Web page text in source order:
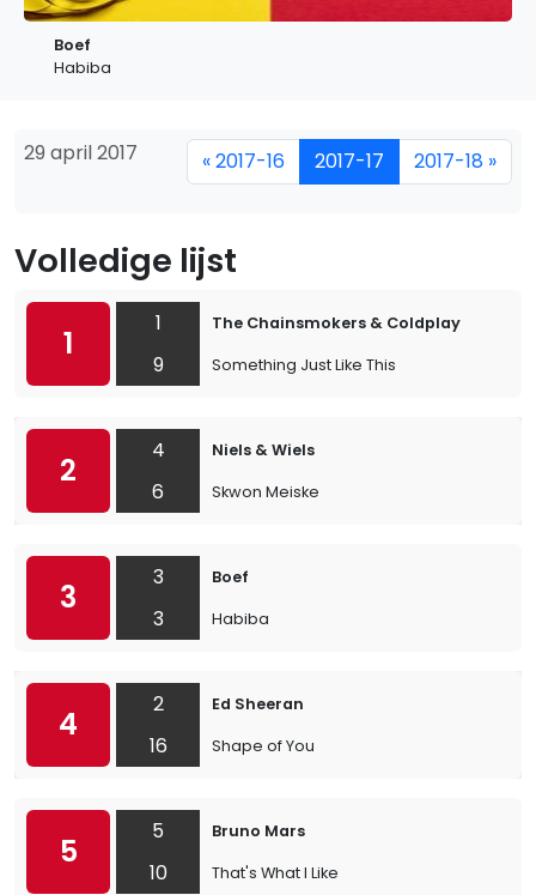
Boef
Habiba
29 april 2017 « 2017-16 2017-17 2017-18 »
Volledige lijst
1
1
9
The Chainsmokers & Coldplay
Something Just Like This
2
4
6
Niels & Wiels
Skwon Meiske
3
3
3
Boef
Habiba
4
2
16
Ed Sheeran
Shape of You
5
5
10
Bruno Mars
That's What I Like